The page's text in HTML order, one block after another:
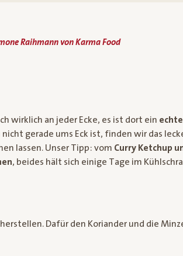
Raihmann von Karma Food
wirklich an jeder Ecke, es ist dort ein
gerade ums Eck ist, finden wir das
lassen. Unser Tipp: vom Curry Ketchup
, beides hält sich einige Tage im
Dafür den Koriander und die